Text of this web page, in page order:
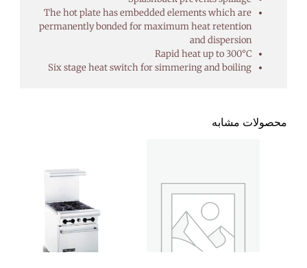
The hot plate has embedded elements which are
permanently bonded for maximum heat retention
and dispersion
Rapid heat up to 300°C
Six stage heat switch for simmering and boiling
محصولات مشابه